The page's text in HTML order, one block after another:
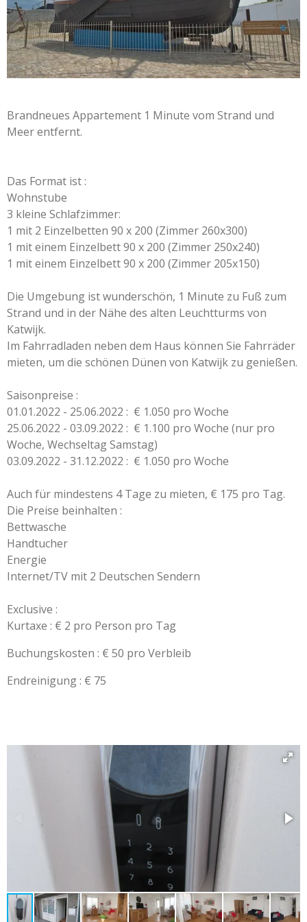
Brandneues Appartement 1 Minute vom Strand und
Meer entfernt.
Das Format ist :
Wohnstube
3 kleine Schlafzimmer:
1 mit 2 Einzelbetten 90 x 200 (Zimmer 260x300)
1 mit einem Einzelbett 90 x 200 (Zimmer 250x240)
1 mit einem Einzelbett 90 x 200 (Zimmer 205x150)
Die Umgebung ist wunderschön, 1 Minute zu Fuß zum
Strand und in der Nähe des alten Leuchtturms von
Katwijk.
Im Fahrradladen neben dem Haus können Sie Fahrräder
mieten, um die schönen Dünen von Katwijk zu genießen.
Saisonpreise :
01.01.2022 - 25.06.2022 : € 1.050 pro Woche
25.06.2022 - 03.09.2022 : € 1.100 pro Woche (nur pro
Woche, Wechseltag Samstag)
03.09.2022 - 31.12.2022 : € 1.050 pro Woche
Auch für mindestens 4 Tage zu mieten, € 175 pro Tag.
Die Preise beinhalten :
Bettwasche
Handtucher
Energie
Internet/TV mit 2 Deutschen Sendern
Exclusive :
Kurtaxe : € 2 pro Person pro Tag
Buchungskosten : € 50 pro Verbleib
Endreinigung : € 75